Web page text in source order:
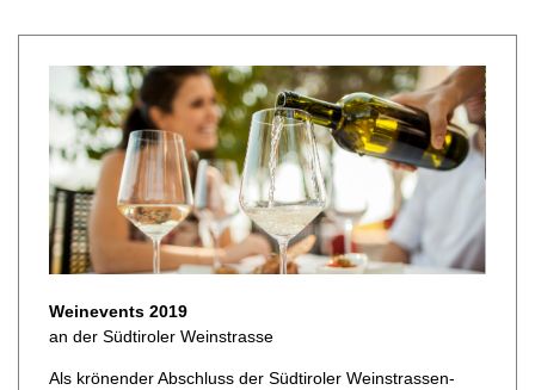
Weinevents 2019
an der Südtiroler Weinstrasse
Als krönender Abschluss der Südtiroler Weinstrassen-